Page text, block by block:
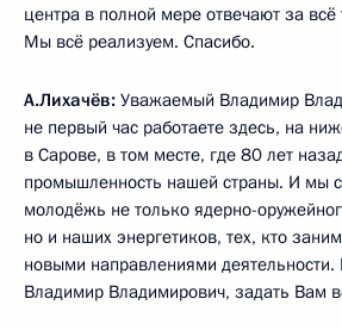
центра в полной мере отвечают за всё
Мы всё реализуем. Спасибо.
А.Лихачёв: Уважаемый Владимир
не первый час работаете здесь, на
в Сарове, в том месте, где 80 лет
промышленность нашей страны. И мы
молодёжь не только ядерно-
но и наших энергетиков, тех, кто
новыми направлениями деятельности.
Владимир Владимирович, задать Вам